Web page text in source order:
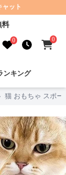
ャット
料
0 0
ンキング
猫 おもちゃ スポー